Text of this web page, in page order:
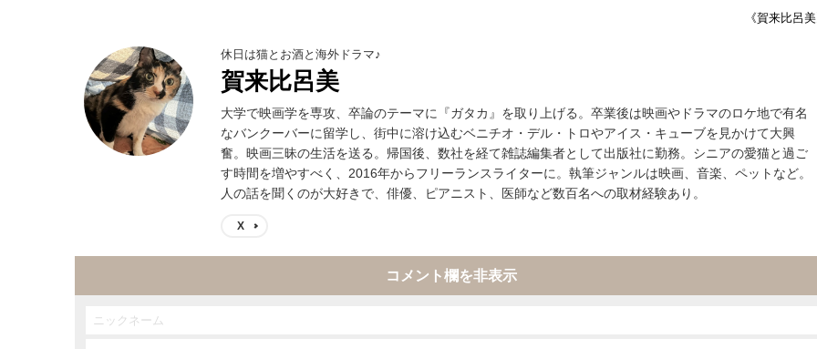
《賀来比呂
休日は猫とお酒と海外ドラマ♪
賀来比呂美
大学で映画学を専攻、卒論のテーマに『ガタカ』を取り上げる。卒業後は映画やドラマのロケ地で有名
なバンクーバーに留学し、街中に溶け込むベニチオ・デル・トロやアイス・キューブを見かけて大興
奮。映画三昧の生活を送る。帰国後、数社を経て雑誌編集者として出版社に勤務。シニアの愛猫と過ご
す時間を増やすべく、2016年からフリーランスライターに。執筆ジャンルは映画、音楽、ペットなど。
人の話を聞くのが大好きで、俳優、ピアニスト、医師など数百名への取材経験あり。
X
コメント欄を非表示